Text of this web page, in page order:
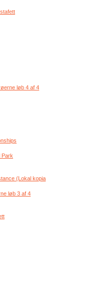
løb 4 af 4
Park
(Lokal kopia
løb 3 af 4